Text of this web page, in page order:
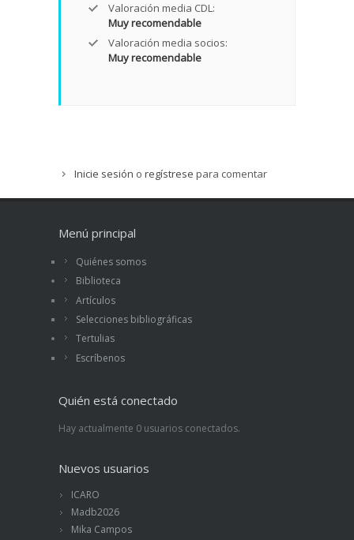
Valoración media CDL:
Muy recomendable
Valoración media socios:
Muy recomendable
Inicie sesión o regístrese para comentar
Menú principal
Quiénes somos
Biblioteca
Artículos
Selecciones bibliográficas
Tertulias
Escríbenos
Quién está conectado
Hay actualmente 0 usuarios conectados.
Nuevos usuarios
ICARO
Madb2026
Mika Campos